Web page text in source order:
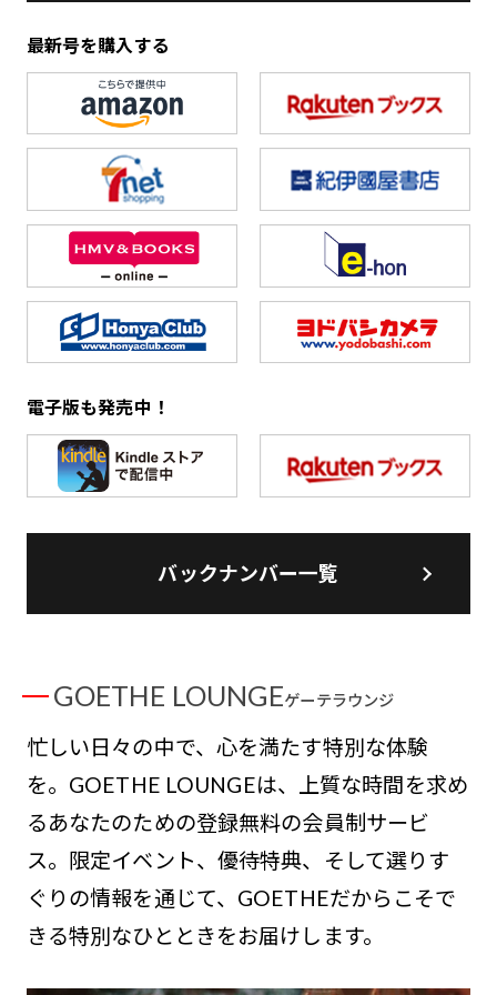
最新号を購入する
電子版も発売中！
バックナンバー一覧
GOETHE LOUNGEゲーテラウンジ
忙しい日々の中で、心を満たす特別な体験
を。GOETHE LOUNGEは、上質な時間を求め
るあなたのための登録無料の会員制サービ
ス。限定イベント、優待特典、そして選りす
ぐりの情報を通じて、GOETHEだからこそで
きる特別なひとときをお届けします。